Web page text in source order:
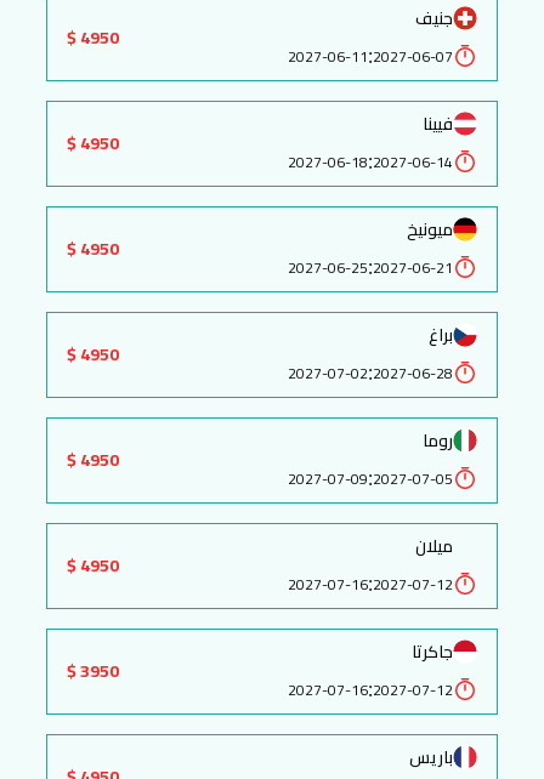
جنيف
2027-06-07
:
2027-06-11
4950 $
فيينا
2027-06-14
:
2027-06-18
4950 $
ميونيخ
2027-06-21
:
2027-06-25
4950 $
براغ
2027-06-28
:
2027-07-02
4950 $
روما
2027-07-05
:
2027-07-09
4950 $
ميلان
2027-07-12
:
2027-07-16
4950 $
جاكرتا
2027-07-12
:
2027-07-16
3950 $
باريس